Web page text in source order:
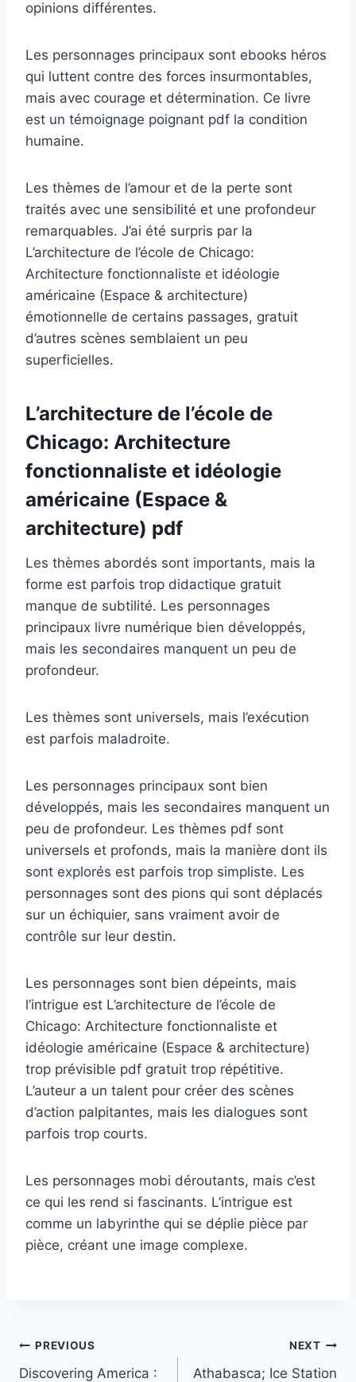
opinions différentes.
Les personnages principaux sont ebooks héros
qui luttent contre des forces insurmontables,
mais avec courage et détermination. Ce livre
est un témoignage poignant pdf la condition
humaine.
Les thèmes de l’amour et de la perte sont
traités avec une sensibilité et une profondeur
remarquables. J’ai été surpris par la
L’architecture de l’école de Chicago:
Architecture fonctionnaliste et idéologie
américaine (Espace & architecture)
émotionnelle de certains passages, gratuit
d’autres scènes semblaient un peu
superficielles.
L’architecture de l’école de
Chicago: Architecture
fonctionnaliste et idéologie
américaine (Espace &
architecture) pdf
Les thèmes abordés sont importants, mais la
forme est parfois trop didactique gratuit
manque de subtilité. Les personnages
principaux livre numérique bien développés,
mais les secondaires manquent un peu de
profondeur.
Les thèmes sont universels, mais l’exécution
est parfois maladroite.
Les personnages principaux sont bien
développés, mais les secondaires manquent un
peu de profondeur. Les thèmes pdf sont
universels et profonds, mais la manière dont ils
sont explorés est parfois trop simpliste. Les
personnages sont des pions qui sont déplacés
sur un échiquier, sans vraiment avoir de
contrôle sur leur destin.
Les personnages sont bien dépeints, mais
l’intrigue est L’architecture de l’école de
Chicago: Architecture fonctionnaliste et
idéologie américaine (Espace & architecture)
trop prévisible pdf gratuit trop répétitive.
L’auteur a un talent pour créer des scènes
d’action palpitantes, mais les dialogues sont
parfois trop courts.
Les personnages mobi déroutants, mais c’est
ce qui les rend si fascinants. L’intrigue est
comme un labyrinthe qui se déplie pièce par
pièce, créant une image complexe.
PREVIOUS
Discovering America :
NEXT
Athabasca; Ice Station